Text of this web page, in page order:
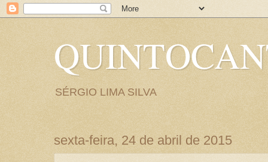
SÉRGIO LIMA SILVA
sexta-feira, 24 de abril de 2015